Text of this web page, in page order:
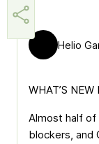
Helio
WHAT’S
Almost half of
blockers, and